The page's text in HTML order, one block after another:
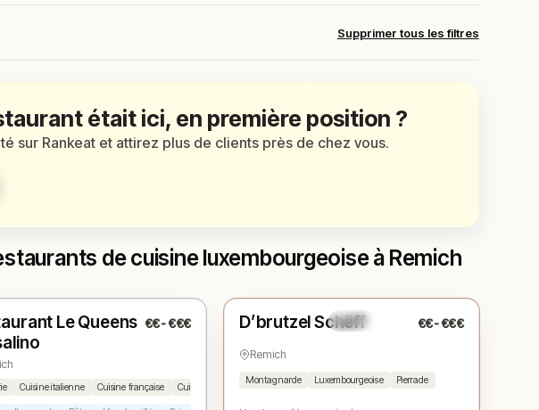
Supprimer tous les filtres
était ici, en première position ?
sur Rankeat et attirez plus de clients près de chez vous.
de cuisine luxembourgeoise à Remich
2
Le Queens €€-€€€
Cuisine italienne Cuisine française Cuisine luxembourgeoise Café
★ N° 3
D’brutzel Schëff €€-€€€
Remich
Montagnarde Luxembourgeoise Pierrade